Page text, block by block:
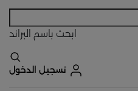
ابحث باسم البراند
تسجيل الدخول